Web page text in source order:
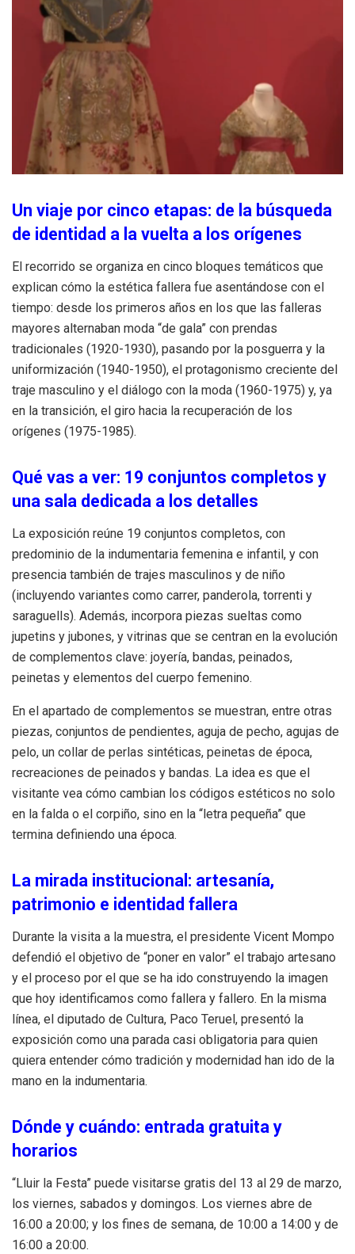
Un viaje por cinco etapas: de la búsqueda
de identidad a la vuelta a los orígenes
El recorrido se organiza en cinco bloques temáticos que
explican cómo la estética fallera fue asentándose con el
tiempo: desde los primeros años en los que las falleras
mayores alternaban moda “de gala” con prendas
tradicionales (1920-1930), pasando por la posguerra y la
uniformización (1940-1950), el protagonismo creciente del
traje masculino y el diálogo con la moda (1960-1975) y, ya
en la transición, el giro hacia la recuperación de los
orígenes (1975-1985).
Qué vas a ver: 19 conjuntos completos y
una sala dedicada a los detalles
La exposición reúne 19 conjuntos completos, con
predominio de la indumentaria femenina e infantil, y con
presencia también de trajes masculinos y de niño
(incluyendo variantes como carrer, panderola, torrenti y
saraguells). Además, incorpora piezas sueltas como
jupetins y jubones, y vitrinas que se centran en la evolución
de complementos clave: joyería, bandas, peinados,
peinetas y elementos del cuerpo femenino.
En el apartado de complementos se muestran, entre otras
piezas, conjuntos de pendientes, aguja de pecho, agujas de
pelo, un collar de perlas sintéticas, peinetas de época,
recreaciones de peinados y bandas. La idea es que el
visitante vea cómo cambian los códigos estéticos no solo
en la falda o el corpiño, sino en la “letra pequeña” que
termina definiendo una época.
La mirada institucional: artesanía,
patrimonio e identidad fallera
Durante la visita a la muestra, el presidente Vicent Mompo
defendió el objetivo de “poner en valor” el trabajo artesano
y el proceso por el que se ha ido construyendo la imagen
que hoy identificamos como fallera y fallero. En la misma
línea, el diputado de Cultura, Paco Teruel, presentó la
exposición como una parada casi obligatoria para quien
quiera entender cómo tradición y modernidad han ido de la
mano en la indumentaria.
Dónde y cuándo: entrada gratuita y
horarios
“Lluir la Festa” puede visitarse gratis del 13 al 29 de marzo,
los viernes, sabados y domingos. Los viernes abre de
16:00 a 20:00; y los fines de semana, de 10:00 a 14:00 y de
16:00 a 20:00.